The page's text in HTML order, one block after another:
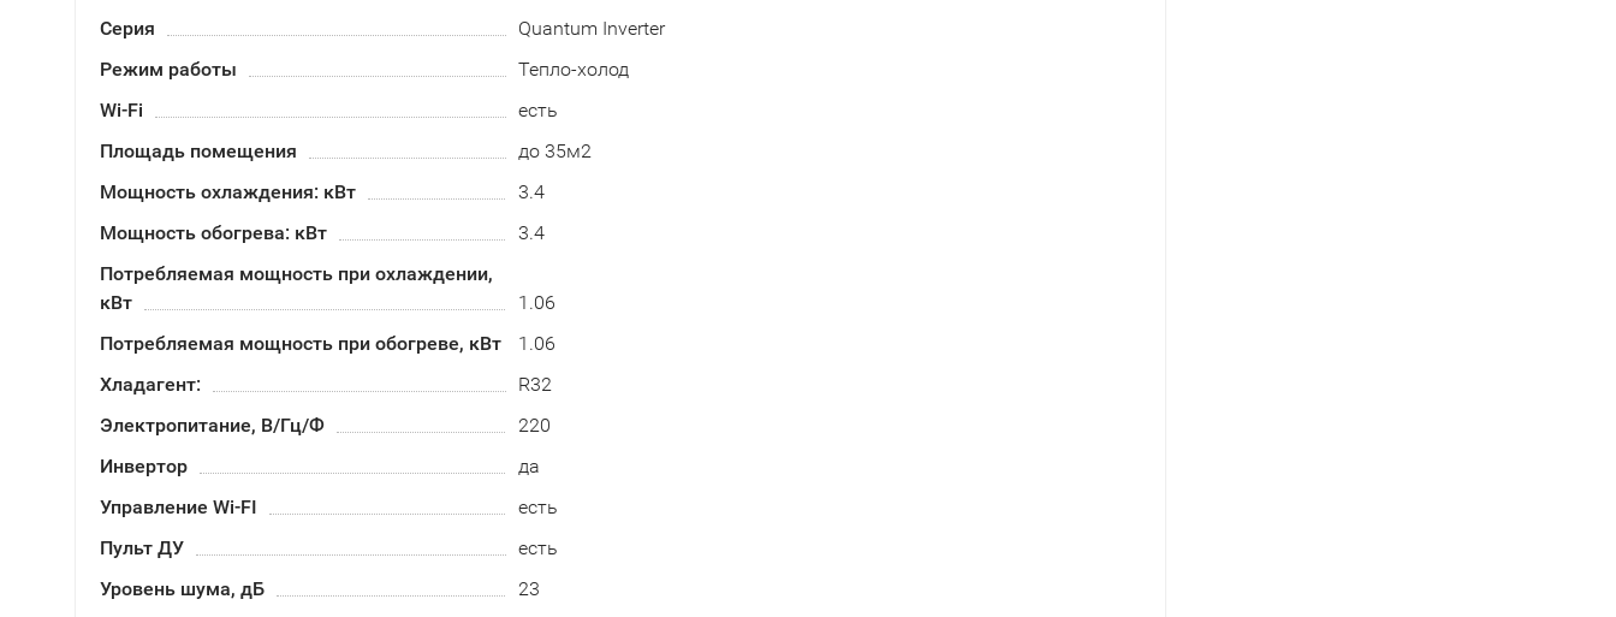
Серия
Quantum Inverter
Режим работы
Тепло-холод
Wi-Fi
есть
Площадь помещения
до 35м2
Мощность охлаждения: кВт
3.4
Мощность обогрева: кВт
3.4
Потребляемая мощность при охлаждении,
кВт
1.06
Потребляемая мощность при обогреве, кВт
1.06
Хладагент:
R32
Электропитание, В/Гц/Ф
220
Инвертор
да
Управление Wi-FI
есть
Пульт ДУ
есть
Уровень шума, дБ
23